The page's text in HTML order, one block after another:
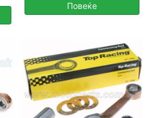
Повеќе